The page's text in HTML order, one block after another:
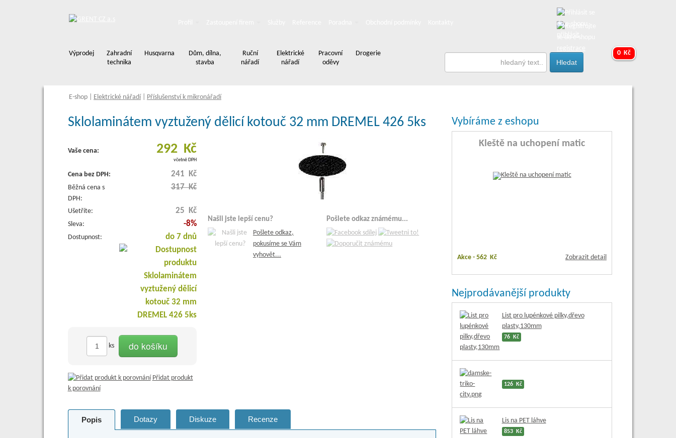
Výprodej
Zahradní
technika
Husqvarna
Dům, dílna,
stavba
Ruční
nářadí
Elektrické
nářadí
Pracovní
oděvy
Drogerie 0 Kč
E-shop Elektrické nářadí Příslušenství k mikronářadí
Sklolaminátem vyztužený dělicí kotouč 32 mm DREMEL 426 5ks
Našli jste lepší cenu?
Pošlete odkaz,
pokusíme se Vám
vyhovět...
Pošlete odkaz známému...
Vaše cena: 292 Kč
včetně DPH
Cena bez DPH: 241 Kč
Běžná cena s
DPH:
317 Kč
Ušetříte: 25 Kč
Sleva: -8%
Dostupnost: do 7 dnů
ks do košíku
Přidat produkt
k porovnání
Popis Dotazy Diskuze Recenze
Vybíráme z eshopu
Kleště na uchopení matic
Akce -562 Kč Zobrazit detail
Nejprodávanější produkty
List pro lupénkové pilky,dřevo
plasty,130mm
76 Kč
126 Kč
Lis na PET láhve
853 Kč